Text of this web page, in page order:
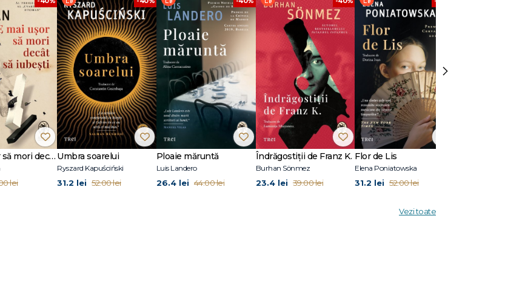
iei parte la cele ce se petrec în poveste.“ - The Guardian
vechi.“ - The Telegraph
comediană multiplu premiată, jurnalistă și broadcaster. A făcut parte
The Amber Fury (2014), The Children of Jocasta (2017) și A
nominalizat la Women’s Prize for Fiction în 2020. Volumul ei de
atât în Marea Britanie, cât și în Statele Unite. Este autoarea
și publică frecvent cronici în The Independent și The Guardian. Privirea
2023.
E mai ușor să mori decât să iubești (seria Cvartetul Otoman, vol.3)
lei
Umbra soarelui
Ryszard Kapuściński
31.2 lei 52.00 lei
Ploaie măruntă
Luis Landero
26.4 lei 44.00 lei
Îndrăgostiții de Franz K.
Burhan Sönmez
23.4 lei 39.00 lei
Flor de Lis
Elena Poniatowska
31.2 lei 52.00 lei
›
Vezi toate